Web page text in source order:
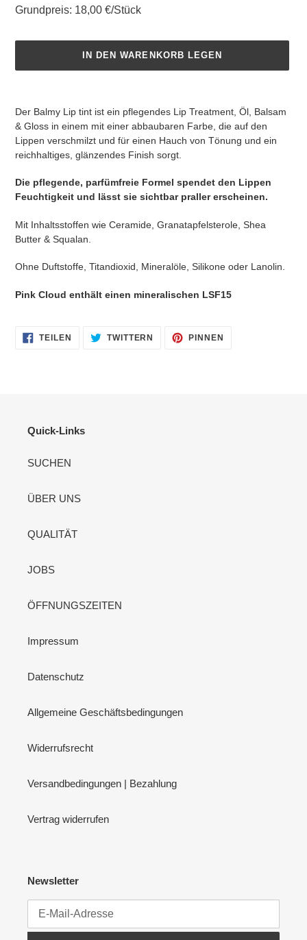
Grundpreis: 18,00 €/Stück
IN DEN WARENKORB LEGEN
hinzugefügt
Der Balmy Lip tint ist ein pflegendes Lip Treatment, Öl, Balsam
& Gloss in einem mit einer abbaubaren Farbe, die auf den
Lippen verschmilzt und für einen Hauch von Tönung und ein
reichhaltiges, glänzendes Finish sorgt.
Die pflegende, parfümfreie Formel spendet den Lippen
Feuchtigkeit und lässt sie sichtbar praller erscheinen.
Mit Inhaltsstoffen wie Ceramide, Granatapfelsterole, Shea
Butter & Squalan.
Ohne Duftstoffe, Titandioxid, Mineralöle, Silikone oder Lanolin.
Pink Cloud enthält einen mineralischen LSF15
TEILEN
FACEBOOK
TWITTERN AUF
TWITTER
PINNEN
Quick-Links
SUCHEN
ÜBER UNS
QUALITÄT
JOBS
ÖFFNUNGSZEITEN
Impressum
Datenschutz
Allgemeine Geschäftsbedingungen
Widerrufsrecht
Versandbedingungen | Bezahlung
Vertrag widerrufen
Newsletter